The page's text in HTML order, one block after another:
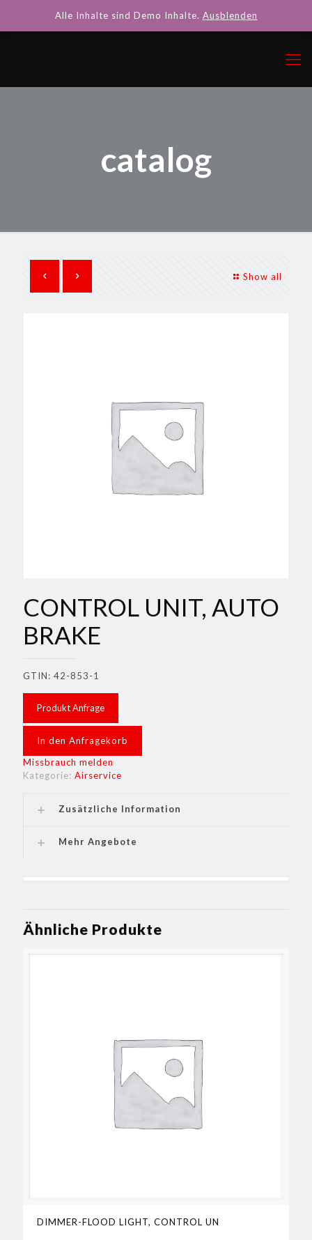
catalog
Show all
CONTROL UNIT, AUTO
BRAKE
GTIN: 42-853-1
Produkt Anfrage
In den Anfragekorb
Missbrauch melden
Kategorie: Airservice
Zusätzliche Information
Mehr Angebote
Ähnliche Produkte
DIMMER-FLOOD LIGHT, CONTROL UN
Alle Inhalte sind Demo Inhalte. Ausblenden